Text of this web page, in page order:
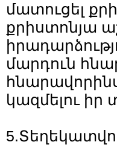
մատուցել
քրիստոնյա
մարդուն
կազմելու